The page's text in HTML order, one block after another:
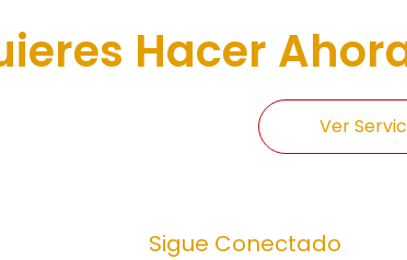
Hacer
Ver
Sigue Conectado